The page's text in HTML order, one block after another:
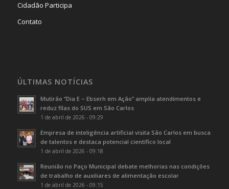
Cidadão Participa
Contato
ÚLTIMAS NOTÍCIAS
Mutirão “Dia E – Ebserh em Ação” amplia atendimentos e
reduz filas do SUS em São Carlos
1 de abril de 2026 - 09:29
Empresa de inteligência artificial visita São Carlos em busca
de talentos e destaca potencial científico local
1 de abril de 2026 - 09:18
Reunião no Paço Municipal debate melhorias nas condições
de trabalho de auxiliares de alimentação escolar
1 de abril de 2026 - 09:15